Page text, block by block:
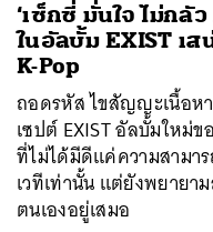
‘เซ็กซี่ มั่นใจ ไม่กลั
ในอัลบั้ม EXIST เ
K-Pop
ถอดรหัส ไขสัญญะเนื้อห
เซปต์ EXIST อัลบั้มใหม่
ที่ไม่ได้มีดีแค่ความสามา
เวทีเท่านั้น แต่ยังพยาย
ตนเองอยู่เสมอ